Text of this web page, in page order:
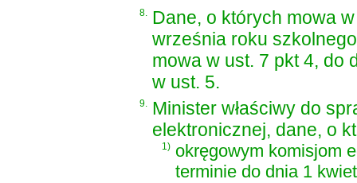
8. Dane, o których mowa
września roku
mowa w ust. 7 pkt 4, do
w ust. 5.
9. Minister właściwy do
elektronicznej, dane, o
1) okręgowym komisjom
terminie do dnia 1